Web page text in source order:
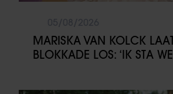
MARISKA VAN KOLCK
BLOKKADE LOS: ‘IK STA